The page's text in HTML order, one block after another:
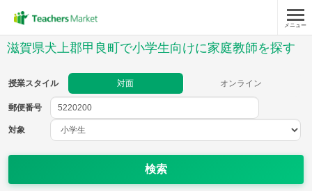
メニュー
滋賀県犬上郡甲良町で小学生向けに家庭教師を探す
授業スタイル 対面 オンライン
郵便番号
対象
検索
郵便番号